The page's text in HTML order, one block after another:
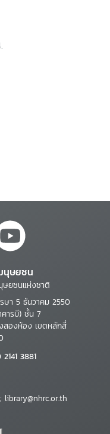
นุษยชน
ษยชนแห่งชาติ
ษา 5 ธันวาคม 2550
ารบี) ชั้น 7
สองห้อง เขตหลักสี่
3881
library@nhrc.or.th